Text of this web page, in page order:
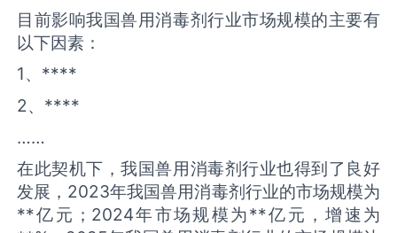
目前影响我国兽用消毒剂行业市场规模的主要有
以下因素：
1、****
2、****
……
在此契机下，我国兽用消毒剂行业也得到了良好
发展，2023年我国兽用消毒剂行业的市场规模为
**亿元；2024年市场规模为**亿元，增速为